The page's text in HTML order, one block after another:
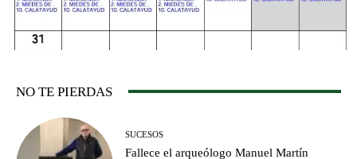
NO TE PIERDAS
SUCESOS
Fallece el arqueólogo Manuel Martín